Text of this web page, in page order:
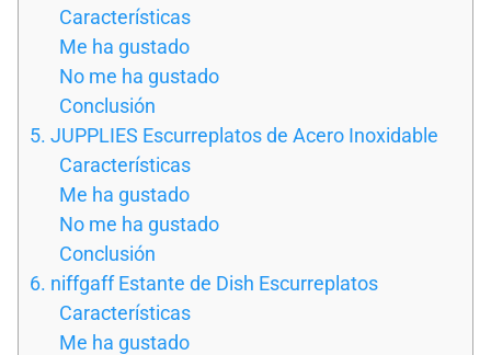
Características
Me ha gustado
No me ha gustado
Conclusión
5. JUPPLIES Escurreplatos de Acero Inoxidable
Características
Me ha gustado
No me ha gustado
Conclusión
6. niffgaff Estante de Dish Escurreplatos
Características
Me ha gustado